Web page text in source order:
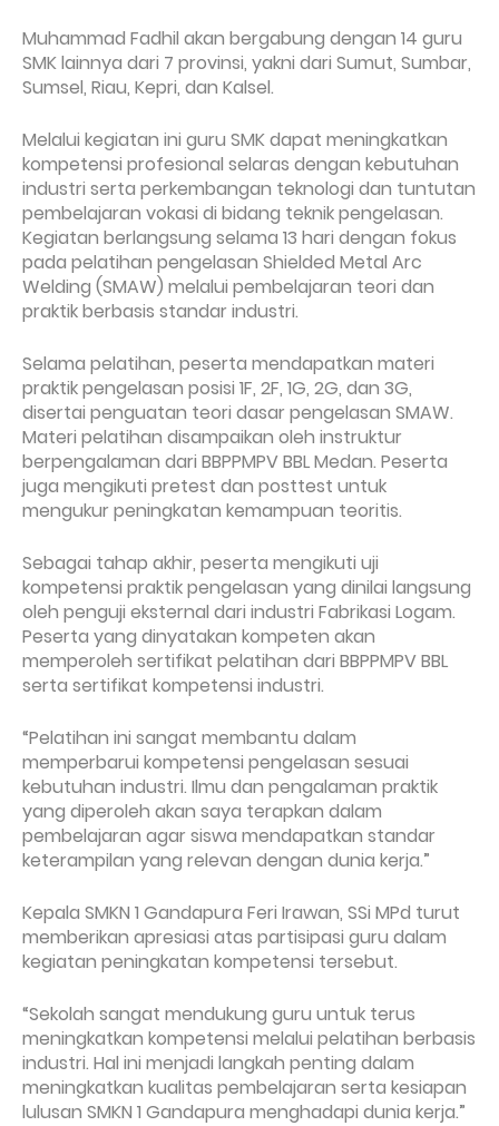
Muhammad Fadhil akan bergabung dengan 14 guru
SMK lainnya dari 7 provinsi, yakni dari Sumut, Sumbar,
Sumsel, Riau, Kepri, dan Kalsel.
Melalui kegiatan ini guru SMK dapat meningkatkan
kompetensi profesional selaras dengan kebutuhan
industri serta perkembangan teknologi dan tuntutan
pembelajaran vokasi di bidang teknik pengelasan.
Kegiatan berlangsung selama 13 hari dengan fokus
pada pelatihan pengelasan Shielded Metal Arc
Welding (SMAW) melalui pembelajaran teori dan
praktik berbasis standar industri.
Selama pelatihan, peserta mendapatkan materi
praktik pengelasan posisi 1F, 2F, 1G, 2G, dan 3G,
disertai penguatan teori dasar pengelasan SMAW.
Materi pelatihan disampaikan oleh instruktur
berpengalaman dari BBPPMPV BBL Medan. Peserta
juga mengikuti pretest dan posttest untuk
mengukur peningkatan kemampuan teoritis.
Sebagai tahap akhir, peserta mengikuti uji
kompetensi praktik pengelasan yang dinilai langsung
oleh penguji eksternal dari industri Fabrikasi Logam.
Peserta yang dinyatakan kompeten akan
memperoleh sertifikat pelatihan dari BBPPMPV BBL
serta sertifikat kompetensi industri.
“Pelatihan ini sangat membantu dalam
memperbarui kompetensi pengelasan sesuai
kebutuhan industri. Ilmu dan pengalaman praktik
yang diperoleh akan saya terapkan dalam
pembelajaran agar siswa mendapatkan standar
keterampilan yang relevan dengan dunia kerja.”
Kepala SMKN 1 Gandapura Feri Irawan, SSi MPd turut
memberikan apresiasi atas partisipasi guru dalam
kegiatan peningkatan kompetensi tersebut.
“Sekolah sangat mendukung guru untuk terus
meningkatkan kompetensi melalui pelatihan berbasis
industri. Hal ini menjadi langkah penting dalam
meningkatkan kualitas pembelajaran serta kesiapan
lulusan SMKN 1 Gandapura menghadapi dunia kerja.”